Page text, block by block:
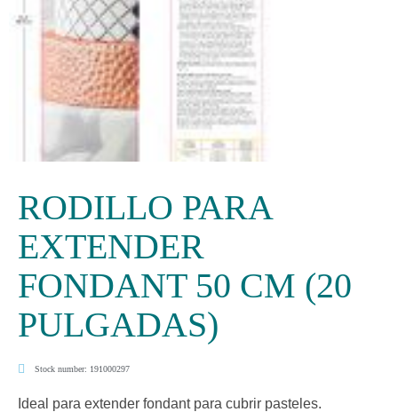
RODILLO PARA
EXTENDER
FONDANT 50 CM (20
PULGADAS)
Stock number: 191000297
Ideal para extender fondant para cubrir pasteles.